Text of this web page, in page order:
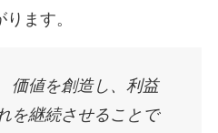
ます。
価値を創造し、利益
を継続させることで